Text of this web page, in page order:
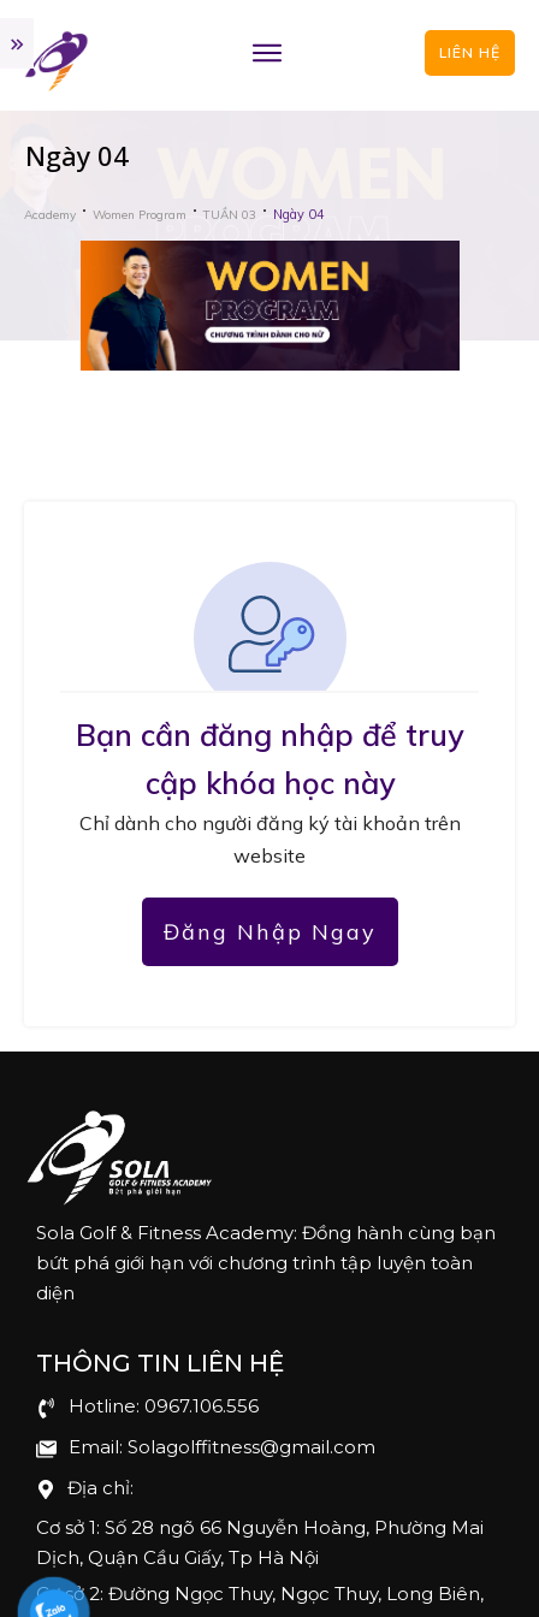
LIÊN HỆ
Ngày 04
Academy Women Program TUẦN 03 Ngày 04
Bạn cần đăng nhập để truy
cập khóa học này
Chỉ dành cho người đăng ký tài khoản trên
website
Đăng Nhập Ngay
Sola Golf & Fitness Academy: Đồng hành cùng bạn
bứt phá giới hạn với chương trình tập luyện toàn
diện
THÔNG TIN LIÊN HỆ
Hotline: 0967.106.556
Email: Solagolffitness@gmail.com
Địa chỉ:
Cơ sở 1: Số 28 ngõ 66 Nguyễn Hoàng, Phường Mai
Dịch, Quận Cầu Giấy, Tp Hà Nội
Cơ sở 2: Đường Ngọc Thuy, Ngọc Thuy, Long Biên,